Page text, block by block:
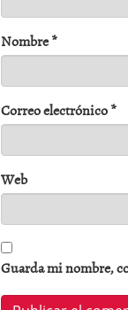
Nombre*
Correo electrónico*
Web
Guarda mi nombre,